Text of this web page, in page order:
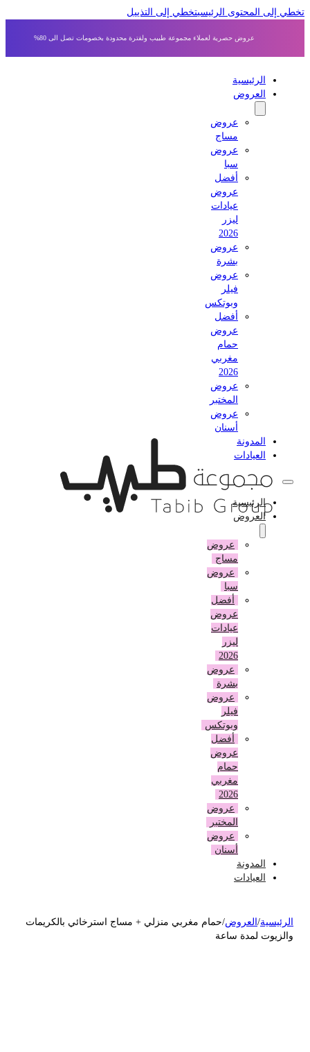
إلى المحتوى الرئيسي تخطي إلى التذييل
عروض حصرية لعملاء مجموعة طبيب ولفترة محدودة بخصومات تصل الى 80%
الرئيسية
العروض
عروض
مساج
عروض
أفضل
عروض
عيادات
عروض
بشرة
عروض
وبوتكس
أفضل
عروض
حمام
مغربي
عروض
المختبر
عروض
أسنان
المدونة
العيادات
الرئيسية
العروض
عروض
مساج
عروض
أفضل
عروض
عيادات
عروض
بشرة
عروض
وبوتكس
أفضل
عروض
حمام
مغربي
عروض
المختبر
عروض
أسنان
المدونة
العيادات
/العروض حمام مغربي منزلي + مساج استرخائي بالكريمات
لمدة ساعة